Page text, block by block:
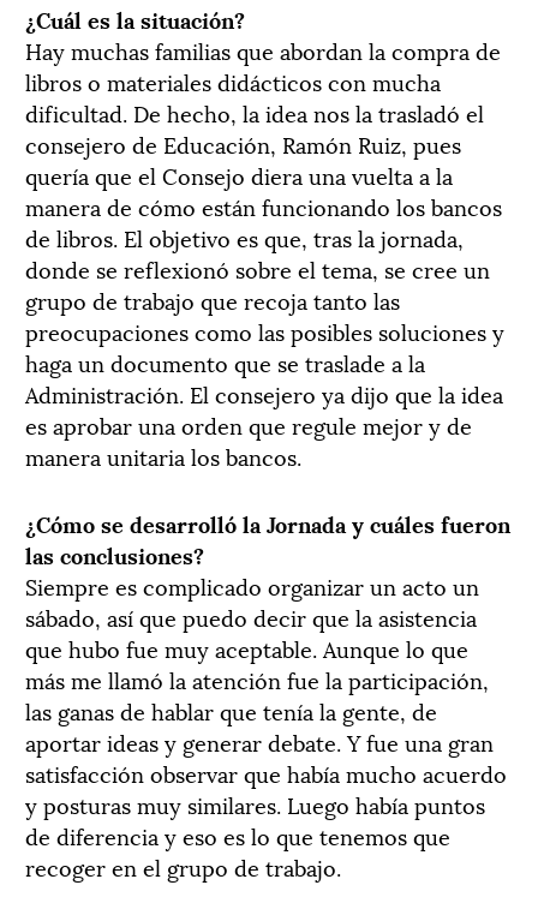
¿Cuál es la situación?
Hay muchas familias que abordan la compra de
libros o materiales didácticos con mucha
dificultad. De hecho, la idea nos la trasladó el
consejero de Educación, Ramón Ruiz, pues
quería que el Consejo diera una vuelta a la
manera de cómo están funcionando los bancos
de libros. El objetivo es que, tras la jornada,
donde se reflexionó sobre el tema, se cree un
grupo de trabajo que recoja tanto las
preocupaciones como las posibles soluciones y
haga un documento que se traslade a la
Administración. El consejero ya dijo que la idea
es aprobar una orden que regule mejor y de
manera unitaria los bancos.
¿Cómo se desarrolló la Jornada y cuáles fueron
las conclusiones?
Siempre es complicado organizar un acto un
sábado, así que puedo decir que la asistencia
que hubo fue muy aceptable. Aunque lo que
más me llamó la atención fue la participación,
las ganas de hablar que tenía la gente, de
aportar ideas y generar debate. Y fue una gran
satisfacción observar que había mucho acuerdo
y posturas muy similares. Luego había puntos
de diferencia y eso es lo que tenemos que
recoger en el grupo de trabajo.